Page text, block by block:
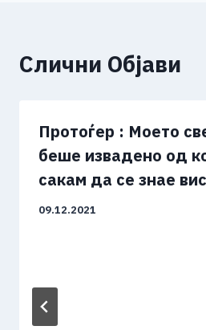
Слични Објави
Протоѓер : Моето
беше извадено од
сакам да се знае
09.12.2021